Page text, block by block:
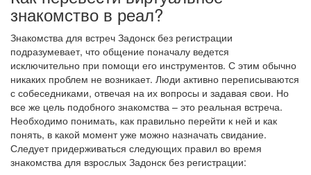
знакомство в реал?
Знакомства для встреч Задонск без регистрации
подразумевает, что общение поначалу ведется
исключительно при помощи его инструментов. С этим обычно
никаких проблем не возникает. Люди активно переписываются
с собеседниками, отвечая на их вопросы и задавая свои. Но
все же цель подобного знакомства – это реальная встреча.
Необходимо понимать, как правильно перейти к ней и как
понять, в какой момент уже можно назначать свидание.
Следует придерживаться следующих правил во время
знакомства для взрослых Задонск без регистрации: